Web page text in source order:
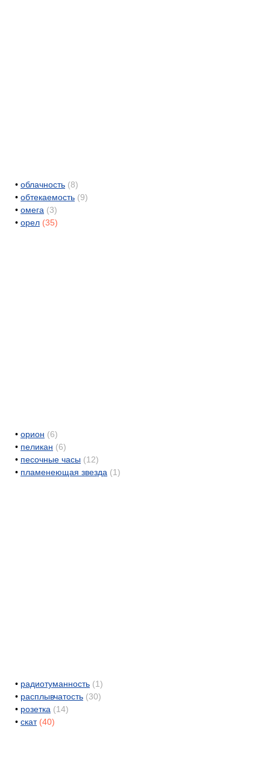
• облачность (8)
• обтекаемость (9)
• омега (3)
• орел (35)
• орион (6)
• пеликан (6)
• песочные часы (12)
• пламенеющая звезда (1)
• радиотуманность (1)
• расплывчатость (30)
• розетка (14)
• скат (40)